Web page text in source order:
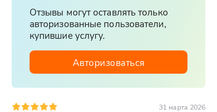
Отзывы могут оставлять только
авторизованные пользователи,
купившие услугу.
Авторизоваться
31 марта 2026